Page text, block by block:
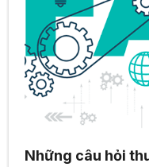
Những câu hỏi